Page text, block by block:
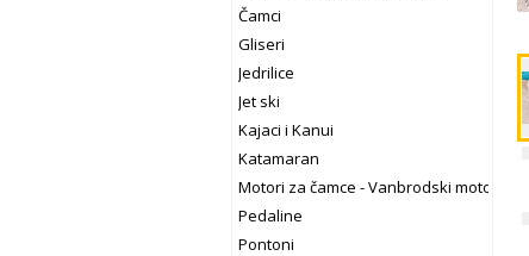
Čamci
Gliseri
Jedrilice
Jet ski
Kajaci i Kanui
Katamaran
Motori za čamce - Vanbrodski motori
Pedaline
Pontoni